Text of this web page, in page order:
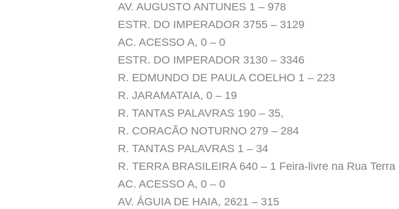
AV. AUGUSTO ANTUNES 1 – 978
ESTR. DO IMPERADOR 3755 – 3129
AC. ACESSO A, 0 – 0
ESTR. DO IMPERADOR 3130 – 3346
R. EDMUNDO DE PAULA COELHO 1 – 223
R. JARAMATAIA, 0 – 19
R. TANTAS PALAVRAS 190 – 35,
R. CORACÃO NOTURNO 279 – 284
R. TANTAS PALAVRAS 1 – 34
R. TERRA BRASILEIRA 640 – 1 Feira-livre na Rua
AC. ACESSO A, 0 – 0
AV. ÁGUIA DE HAIA, 2621 – 315